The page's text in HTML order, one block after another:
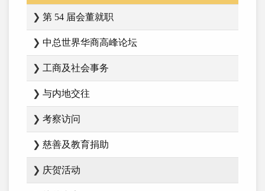
❯ 第 54 届会董就职
❯ 中总世界华商高峰论坛
❯ 工商及社会事务
❯ 与内地交往
❯ 考察访问
❯ 慈善及教育捐助
❯ 庆贺活动